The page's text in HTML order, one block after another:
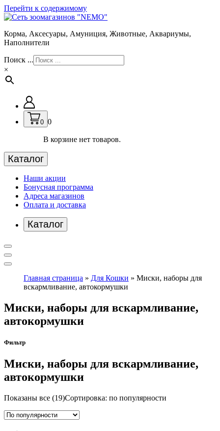
Перейти к содержимому
Корма, Аксесуары, Амуниция, Животные, Аквариумы,
Наполнители
Поиск ...
×
0 0
В корзине нет товаров.
Каталог
Наши акции
Бонусная программа
Адреса магазинов
Оплата и доставка
Каталог
Главная страница » Для Кошки » Миски, наборы для
вскармливание, автокормушки
Миски, наборы для вскармливание,
автокормушки
Фильтр
Миски, наборы для вскармливание,
автокормушки
Показаны все (19)Сортировка: по популярности